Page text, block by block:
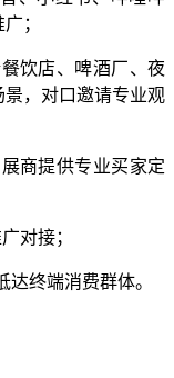
；
饮店、啤酒厂、夜
景，对口邀请专业观
商提供专业买家定
对接；
终端消费群体。